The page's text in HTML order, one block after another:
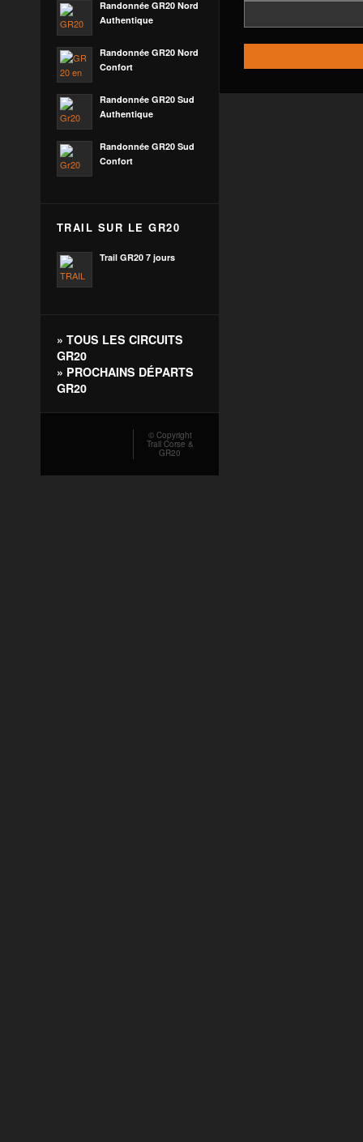
Randonnée GR20 Nord
Authentique
Randonnée GR20 Nord
Confort
Randonnée GR20 Sud
Authentique
Randonnée GR20 Sud
Confort
TRAIL SUR LE GR20
Trail GR20 7 jours
» TOUS LES CIRCUITS
GR20
» PROCHAINS DÉPARTS
GR20
© Copyright
Trail Corse &
GR20